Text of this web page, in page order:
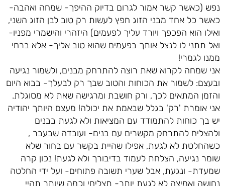
נפש (כאשר קשר אמור לגרום בדיוק ההיפך- שמחה ואהבה-
כאשר כל אחד מבני הזוג חפץ לעשות רק טוב לבן הזוג השני,
ואילו הוא הפכפך ויורד עליך לפעמים) היזהרי והישמרי מפניו-
ואל תתני לו לנצל אותך בפעמים שהוא טוב אליך- אלא ברחי
ממנו לגמרי!
אני שמחה לקרוא שאת רוצה להתרחק מבנים, ולשמור נגיעה
ובעצם: לשמור את הכוחות והטוב שבך רק לבעלך- בבוא היום
והזמן המתאים לכך, ורק חושבת ומרגישה שאת לא מסוגלת.
אני אומרת 'רק' בגלל שבאמת את יכולה! מעצם היותך יהודיה
יש בך כוחות להתמודד עם המציאות ולא לגעת בבנים
ולהצליח להתרחק מקשרים עם בנים- ועובדה שבעבר ,
כשהחלטת לא לגעת, אפילו שהיית בקשר עם בחור שלא
שומר נגיעה, הצלחת לעמוד בדיבורך ולא לגעת! נכון קרה
שמעדת- ונגעת, אבל שערי תשובה פתוחים- ועל ידי החלטה
נחושה ואמיצה לא לגעת יותר- תצליחי וכמה שיותר תהיי